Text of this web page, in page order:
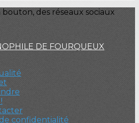
des réseaux sociaux
confidentialité